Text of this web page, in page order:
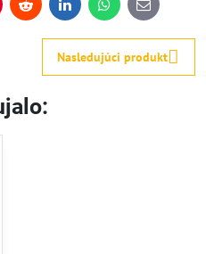
Reddit LinkedInWhatsApp
E-
mail
Nasledujúci produkt